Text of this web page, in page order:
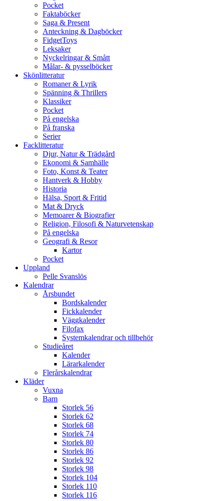
Pocket
Faktaböcker
Saga & Present
Anteckning & Dagböcker
FidgetToys
Leksaker
Nyckelringar & Smått
Målar- & pysselböcker
Skönlitteratur
Romaner & Lyrik
Spänning & Thrillers
Klassiker
Pocket
På engelska
På franska
Serier
Facklitteratur
Djur, Natur & Trädgård
Ekonomi & Samhälle
Foto, Konst & Teater
Hantverk & Hobby
Historia
Hälsa, Sport & Fritid
Mat & Dryck
Memoarer & Biografier
Religion, Filosofi & Naturvetenskap
På engelska
Geografi & Resor
Kartor
Pocket
Uppland
Pelle Svanslös
Kalendrar
Årsbundet
Bordskalender
Fickkalender
Väggkalender
Filofax
Systemkalendrar och tillbehör
Studieåret
Kalender
Lärarkalender
Flerårskalendrar
Kläder
Vuxna
Barn
Storlek 56
Storlek 62
Storlek 68
Storlek 74
Storlek 80
Storlek 86
Storlek 92
Storlek 98
Storlek 104
Storlek 110
Storlek 116